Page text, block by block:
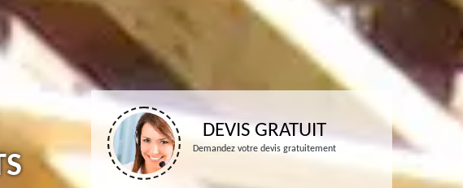
DEVIS GRATUIT
Demandez votre devis gratuitement